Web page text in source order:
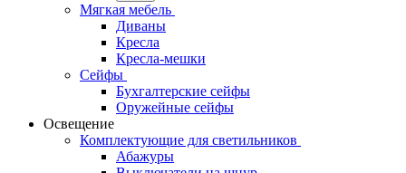
Мягкая мебель
Диваны
Кресла
Кресла-мешки
Сейфы
Бухгалтерские сейфы
Оружейные сейфы
Освещение
Комплектующие для светильников
Абажуры